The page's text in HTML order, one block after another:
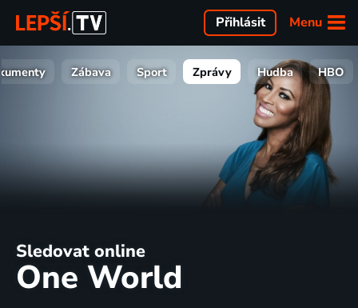
Menu
Přihlásit
Zábava Sport Zprávy Hudba HBO
Sledovat online
One World